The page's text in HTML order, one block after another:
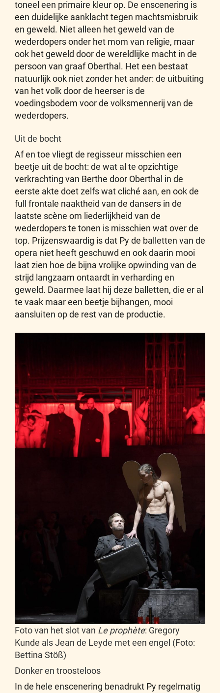
toneel een primaire kleur op. De enscenering is
een duidelijke aanklacht tegen machtsmisbruik
en geweld. Niet alleen het geweld van de
wederdopers onder het mom van religie, maar
ook het geweld door de wereldlijke macht in de
persoon van graaf Oberthal. Het een bestaat
natuurlijk ook niet zonder het ander: de uitbuiting
van het volk door de heerser is de
voedingsbodem voor de volksmennerij van de
wederdopers.
Uit de bocht
Af en toe vliegt de regisseur misschien een
beetje uit de bocht: de wat al te opzichtige
verkrachting van Berthe door Oberthal in de
eerste akte doet zelfs wat cliché aan, en ook de
full frontale naaktheid van de dansers in de
laatste scène om liederlijkheid van de
wederdopers te tonen is misschien wat over de
top. Prijzenswaardig is dat Py de balletten van de
opera niet heeft geschuwd en ook daarin mooi
laat zien hoe de bijna vrolijke opwinding van de
strijd langzaam ontaardt in verharding en
geweld. Daarmee laat hij deze balletten, die er al
te vaak maar een beetje bijhangen, mooi
aansluiten op de rest van de productie.
Foto van het slot van Le prophète: Gregory
Kunde als Jean de Leyde met een engel (Foto:
Bettina Stöß)
Donker en troosteloos
In de hele enscenering benadrukt Py regelmatig